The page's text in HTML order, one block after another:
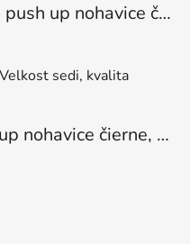
WR.UP® 7/8 koženkové push up nohavice čierne, vysoký pás RE(MOVE) WRUP4HC006PREC, N
sedi, kvalita
WR.UP® D.I.W.O. push up nohavice čierne, zateplené, regular pás, WRUP1RF444, N